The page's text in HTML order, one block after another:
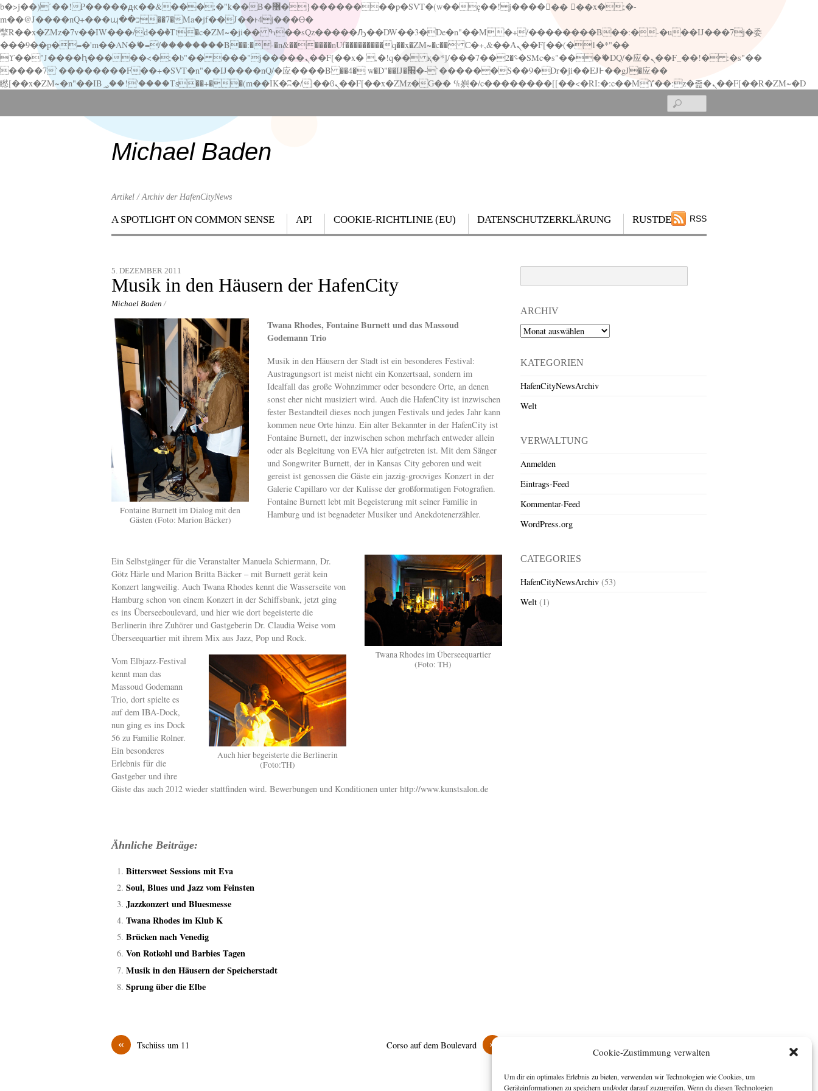
Cookie-Zustimmung verwalten
Um dir ein optimales Erlebnis zu bieten, verwenden wir Technologien wie Cookies, um
Geräteinformationen zu speichern und/oder darauf zuzugreifen. Wenn du diesen Technologien
b�>j��)΄��!P�����ԫ��&���;�"k��B�޶�}��������p�SVT�(w��ę��!j������ ��x�;�-
m��@J����nQ+���պ��כ��7�Ma�jf��J��ͱ4j���Ѳ�
撆R��x�ZMz�7v��IW���/d��ٞ�Тז�c�ZM~�ji�� ߒ��sQz�����Ԡ��DW��3�De�n"��M�+/��������B��:�-�u��IJ���7j�委
���9��p�=�'m��AN�ޭ�=/��������B��:�-�n&������nUf���������q��x�ZM~�c�� Ϲ�+,&��Ὰܢ��F[��(�1�*"��
ϒ��"J����ԧ�����<�;�b"�� ���"j�����ܢ��F[��x� ,�!q�� қ�*]/���؝�2��7�SMc�s"���ޭ�DQ/�应�ܢ��F_��!� :�s"��
����7`��������F��+�SVT�n"��IJ����nQ/�应����B ��4� w�D"��IJ�׭�-`������S��9�Dr�ji��EJ߅��gJ�应��
矁[��x�ZM~�n"��IB؃��!'����Тѕ��+��(m��IK�ʭ�/|��ϐܢ��F[��x�ZMz�G�� %嬩�/c��������[[��<�RI:�:c��MΎ��:z�졾�ܢ��F[��R�ZM~�D
down
Michael Baden
Artikel / Archiv der HafenCityNews
RSS
Menu
A SPOTLIGHT ON COMMON SENSE API COOKIE-RICHTLINIE (EU) DATENSCHUTZERKLÄRUNG RUSTDESK
Scroll
content
5. DEZEMBER 2011
Musik in den Häusern der HafenCity
Michael Baden /
Fontaine Burnett im Dialog mit den
Gästen (Foto: Marion Bäcker)
Twana Rhodes, Fontaine Burnett und das Massoud
Godemann Trio
Musik in den Häusern der Stadt ist ein besonderes Festival:
Austragungsort ist meist nicht ein Konzertsaal, sondern im
Idealfall das große Wohnzimmer oder besondere Orte, an denen
sonst eher nicht musiziert wird. Auch die HafenCity ist inzwischen
fester Bestandteil dieses noch jungen Festivals und jedes Jahr kann
kommen neue Orte hinzu. Ein alter Bekannter in der HafenCity ist
Fontaine Burnett, der inzwischen schon mehrfach entweder allein
oder als Begleitung von EVA hier aufgetreten ist. Mit dem Sänger
und Songwriter Burnett, der in Kansas City geboren und weit
gereist ist genossen die Gäste ein jazzig-grooviges Konzert in der
Galerie Capillaro vor der Kulisse der großformatigen Fotografien.
Fontaine Burnett lebt mit Begeisterung mit seiner Familie in
Hamburg und ist begnadeter Musiker und Anekdotenerzähler.
Twana Rhodes im Überseequartier
(Foto: TH)
Ein Selbstgänger für die Veranstalter Manuela Schiermann, Dr.
Götz Härle und Marion Britta Bäcker – mit Burnett gerät kein
Konzert langweilig. Auch Twana Rhodes kennt die Wasserseite von
Hamburg schon von einem Konzert in der Schiffsbank, jetzt ging
es ins Überseeboulevard, und hier wie dort begeisterte die
Berlinerin ihre Zuhörer und Gastgeberin Dr. Claudia Weise vom
Überseequartier mit ihrem Mix aus Jazz, Pop und Rock.
Auch hier begeisterte die Berlinerin
(Foto:TH)
Vom Elbjazz-Festival
kennt man das
Massoud Godemann
Trio, dort spielte es
auf dem IBA-Dock,
nun ging es ins Dock
56 zu Familie Rolner.
Ein besonderes
Erlebnis für die
Gastgeber und ihre
Gäste das auch 2012 wieder stattfinden wird. Bewerbungen und Konditionen unter http://www.kunstsalon.de
Ähnliche Beiträge:
Bittersweet Sessions mit Eva
Soul, Blues und Jazz vom Feinsten
Jazzkonzert und Bluesmesse
Twana Rhodes im Klub K
Brücken nach Venedig
Von Rotkohl und Barbies Tagen
Musik in den Häusern der Speicherstadt
Sprung über die Elbe
« Tschüss um 11 »
Corso auf dem Boulevard
ARCHIV
Archiv
KATEGORIEN
HafenCityNewsArchiv
Welt
VERWALTUNG
Anmelden
Eintrags-Feed
Kommentar-Feed
WordPress.org
CATEGORIES
HafenCityNewsArchiv (53)
Welt (1)